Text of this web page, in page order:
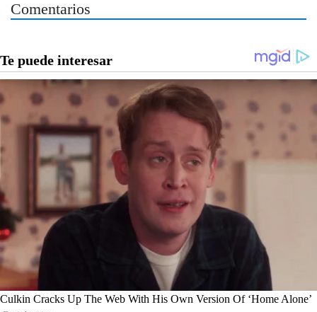
Comentarios